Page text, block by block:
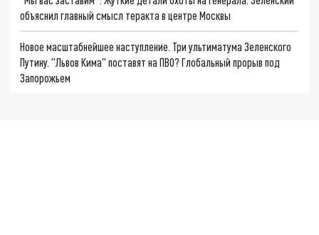
объяснил главный смысл теракта в центре Москвы
Новое масштабнейшее наступление. Три ультиматума Зеленского
Путину. "Львов Кима" поставят на ПВО? Глобальный прорыв под
Запорожьем